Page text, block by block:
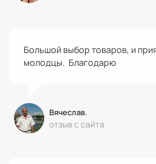
Большой выбор товаров, и
молодцы. Благодарю
Вячеслав.
отзыв с сайта